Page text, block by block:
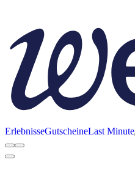
ErlebnisseGutscheineLast Minute